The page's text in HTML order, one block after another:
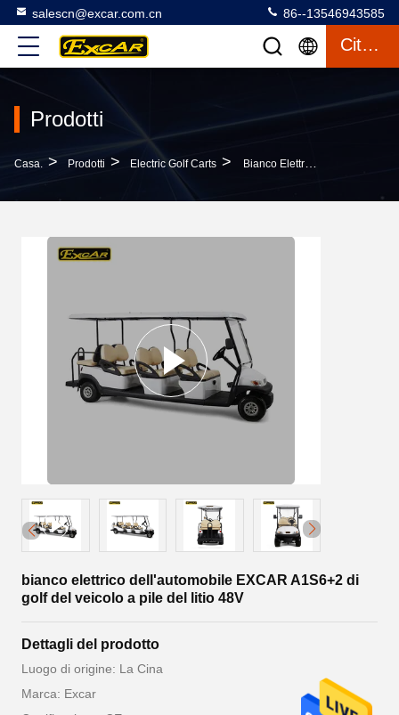
salescn@excar.com.cn 86--13546943585
Citazione
Prodotti
Casa. > Prodotti > Electric Golf Carts > Bianco Elettrico Dell'automobile EXCAR A1S6+2 Di Golf Del Veicolo A Pile Del Litio 48V
bianco elettrico dell'automobile EXCAR A1S6+2 di
golf del veicolo a pile del litio 48V
Dettagli del prodotto
Luogo di origine: La Cina
Marca: Excar